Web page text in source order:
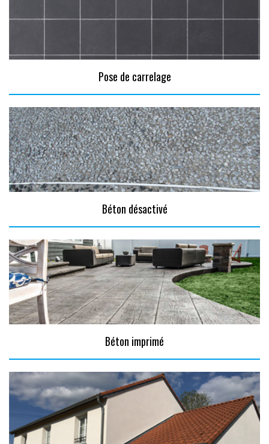
Pose de carrelage
Béton désactivé
Béton imprimé